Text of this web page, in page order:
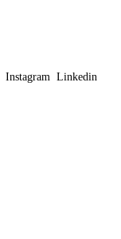
Instagram Linkedin